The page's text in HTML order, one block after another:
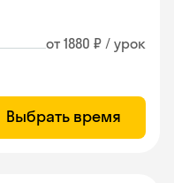
от 1880 ₽ / урок
Выбрать время